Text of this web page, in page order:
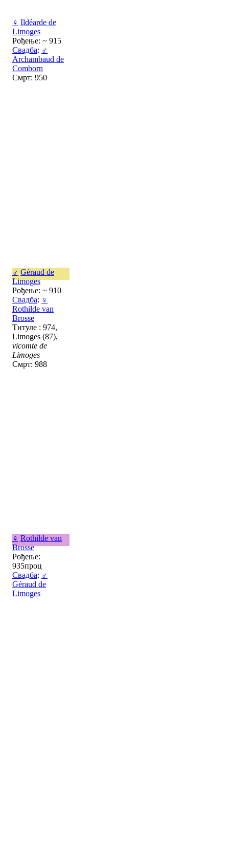
♀ Ildéarde de
Limoges
Рођење: ~ 915
Свадба: ♂
Archambaud de
Comborn
Смрт: 950
♂ Géraud de
Limoges
Рођење: ~ 910
Свадба: ♀
Rothilde van
Brosse
Титуле : 974,
Limoges (87),
vicomte de
Limoges
Смрт: 988
♀ Rothilde van
Brosse
Рођење:
935проц
Свадба: ♂
Géraud de
Limoges